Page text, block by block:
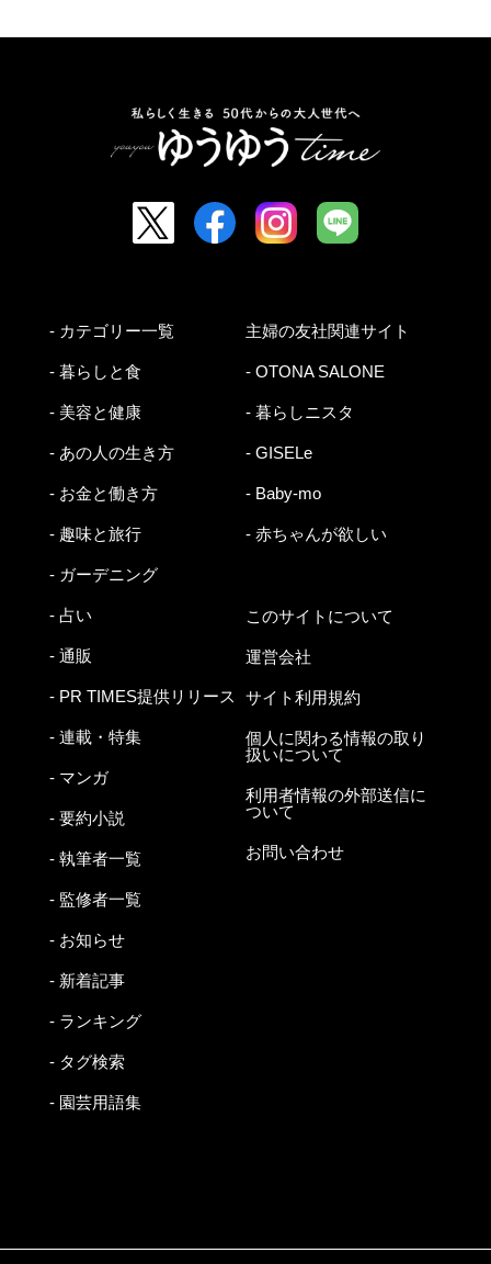
- カテゴリー一覧
- 暮らしと食
- 美容と健康
- あの人の生き方
- お金と働き方
- 趣味と旅行
- ガーデニング
- 占い
- 通販
- PR TIMES提供リリース
- 連載・特集
- マンガ
- 要約小説
- 執筆者一覧
- 監修者一覧
- お知らせ
- 新着記事
- ランキング
- タグ検索
- 園芸用語集
主婦の友社関連サイト
- OTONA SALONE
- 暮らしニスタ
- GISELe
- Baby-mo
- 赤ちゃんが欲しい
このサイトについて
運営会社
サイト利用規約
個人に関わる情報の取り
扱いについて
利用者情報の外部送信に
ついて
お問い合わせ